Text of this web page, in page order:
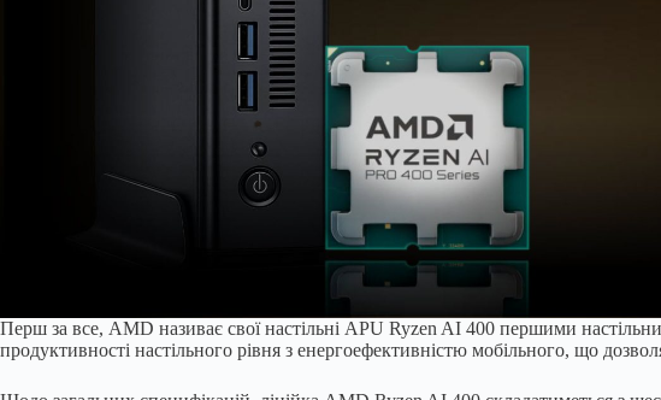
Перш за все, AMD називає свої настільні APU Ryzen AI 400 першими
продуктивності настільного рівня з енергоефективністю мобільного, що